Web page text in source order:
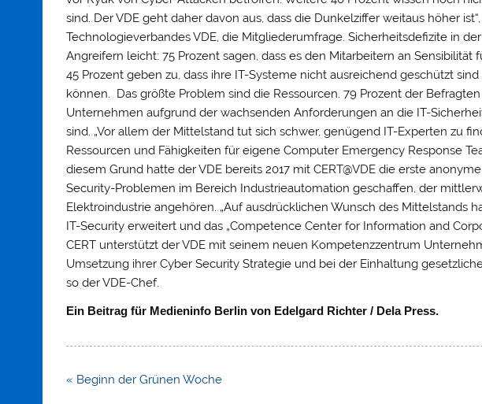
sind. Der VDE geht daher davon aus, dass die Dunkelziffer weitaus höher
Technologieverbandes VDE, die Mitgliederumfrage. Sicherheitsdefizite in
Angreifern leicht: 75 Prozent sagen, dass es den Mitarbeitern an Sensibilität
45 Prozent geben zu, dass ihre IT-Systeme nicht ausreichend geschützt
können. Das größte Problem sind die Ressourcen. 79 Prozent der
Unternehmen aufgrund der wachsenden Anforderungen an die IT-
sind. „Vor allem der Mittelstand tut sich schwer, genügend IT-Experten zu
Ressourcen und Fähigkeiten für eigene Computer Emergency Response
diesem Grund hatte der VDE bereits 2017 mit CERT@VDE die erste
Security-Problemen im Bereich Industrieautomation geschaffen, der
Elektroindustrie angehören. „Auf ausdrücklichen Wunsch des Mittelstands
IT-Security erweitert und das „Competence Center for Information and
CERT unterstützt der VDE mit seinem neuen Kompetenzzentrum
Umsetzung ihrer Cyber Security Strategie und bei der Einhaltung
so der VDE-Chef.
Ein Beitrag für Medieninfo Berlin von Edelgard Richter / Dela Press.
Beitragsnavigation
« Beginn der Grünen Woche